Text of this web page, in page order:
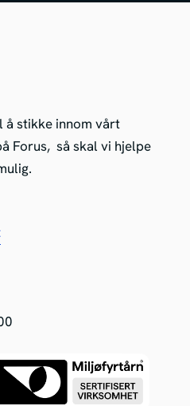
å stikke innom vårt
Forus, så skal vi hjelpe